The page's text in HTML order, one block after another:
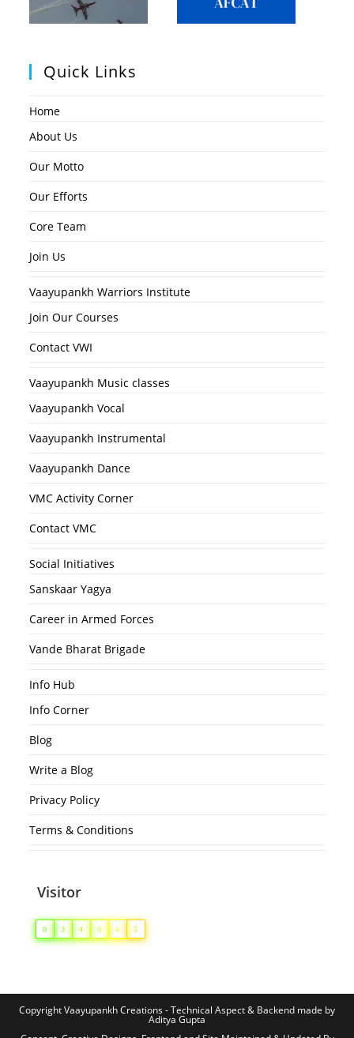
Quick Links
Home
About Us
Our Motto
Our Efforts
Core Team
Join Us
Vaayupankh Warriors Institute
Join Our Courses
Contact VWI
Vaayupankh Music classes
Vaayupankh Vocal
Vaayupankh Instrumental
Vaayupankh Dance
VMC Activity Corner
Contact VMC
Social Initiatives
Sanskaar Yagya
Career in Armed Forces
Vande Bharat Brigade
Info Hub
Info Corner
Blog
Write a Blog
Privacy Policy
Terms & Conditions
Visitor
0 3 4 0 4 5
Copyright Vaayupankh Creations - Technical Aspect & Backend made by
Aditya Gupta